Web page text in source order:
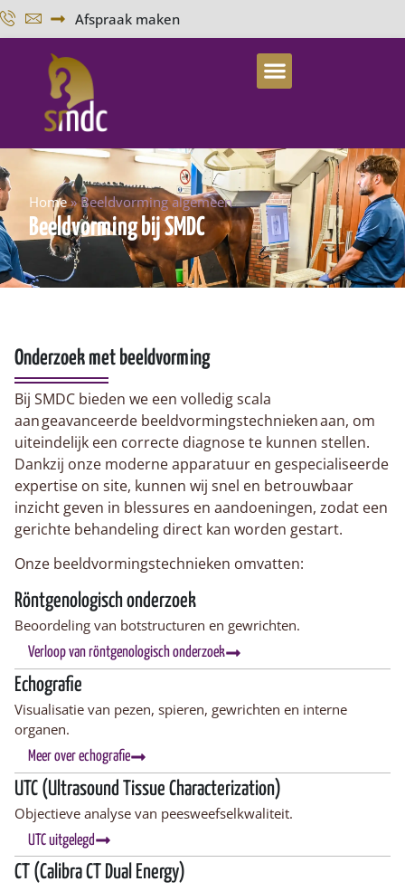
Afspraak maken
Home»Beeldvorming algemeen
Beeldvorming bij SMDC
Onderzoek met beeldvorming
Bij SMDC bieden we een volledig scala
aan geavanceerde beeldvormingstechnieken aan, om
uiteindelijk een correcte diagnose te kunnen stellen.
Dankzij onze moderne apparatuur en gespecialiseerde
expertise on site, kunnen wij snel en betrouwbaar
inzicht geven in blessures en aandoeningen, zodat een
gerichte behandeling direct kan worden gestart.
Onze beeldvormingstechnieken omvatten:
Röntgenologisch onderzoek
Beoordeling van botstructuren en gewrichten.
Verloop van röntgenologisch onderzoek
Echografie
Visualisatie van pezen, spieren, gewrichten en interne
organen.
Meer over echografie
UTC (Ultrasound Tissue Characterization)
Objectieve analyse van peesweefselkwaliteit.
UTC uitgelegd
CT (Calibra CT Dual Energy)